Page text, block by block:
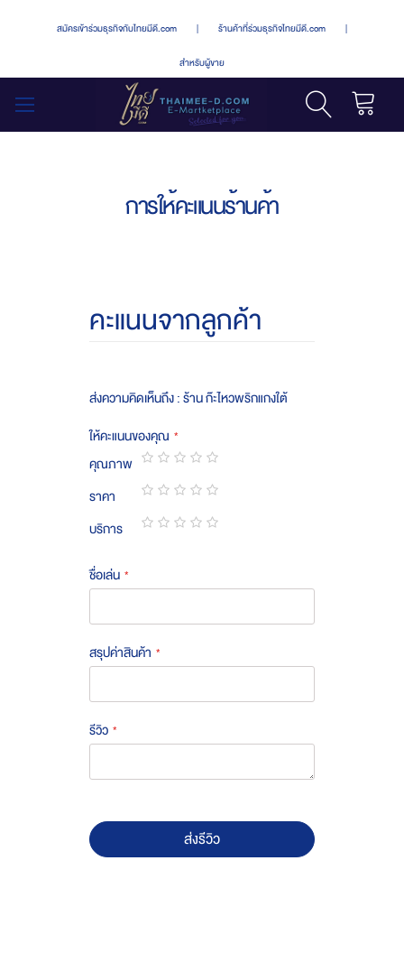
สมัครเข้าร่วมธุรกิจกับไทยมีดี.com | ร้านค้าที่ร่วมธุรกิจไทยมีดี.com |
สำหรับผู้ขาย
การให้คะแนนร้านค้า
คะแนนจากลูกค้า
ส่งความคิดเห็นถึง : ร้าน ก๊ะไหวพริกแกงใต้
ให้คะแนนของคุณ
คุณภาพ
1
star
2
stars
3
stars
4
stars
5
stars
ราคา
1
star
2
stars
3
stars
4
stars
5
stars
บริการ
ชื่อเล่น
สรุปค่าสินค้า
รีวิว
ส่งรีวิว